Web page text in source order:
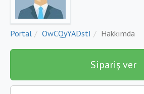
Portal OwCQyYADstI Hakkımda
Sipariş ver